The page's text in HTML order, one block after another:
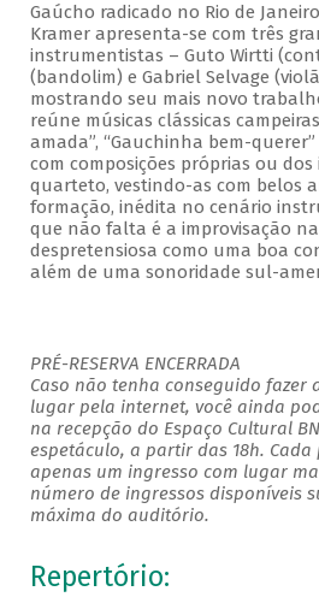
Gaúcho radicado no Rio de
Kramer apresenta-se com três
instrumentistas – Guto Wirtti
(bandolim) e Gabriel Selvage
mostrando seu mais novo
reúne músicas clássicas
amada”, “Gauchinha bem-
com composições próprias ou
quarteto, vestindo-as com belos
formação, inédita no cenário
que não falta é a improvisação
despretensiosa como uma boa
além de uma sonoridade sul-
PRÉ-RESERVA ENCERRADA
Caso não tenha conseguido fazer
lugar pela internet, você ainda
na recepção do Espaço Cultural
espetáculo, a partir das 18h. Cada
apenas um ingresso com lugar
número de ingressos disponíveis
máxima do auditório.
Repertório: